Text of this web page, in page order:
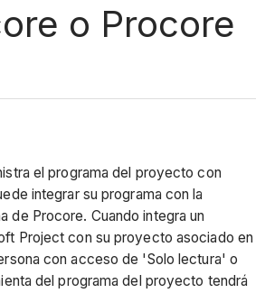
o Procore
el programa del proyecto con
integrar su programa con la
de Procore. Cuando integra un
Project con su proyecto asociado en
con acceso de 'Solo lectura' o
del programa del proyecto tendrá